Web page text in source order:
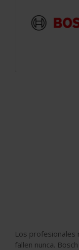
Los profesionales
fallen nunca.